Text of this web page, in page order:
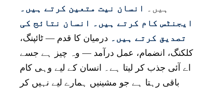
ہیں۔
انسان نیت متعین کرتے ہیں۔
ایجنٹس کام کرتے ہیں۔ انسان نتائج کی
تصدیق کرتے ہیں۔ درمیان کا قدم — ٹائپنگ،
کلکنگ، انضمام، عمل درآمد — وہ چیز ہے جسے
اے آئی جذب کر لیتا ہے۔ انسان کے لیے وہی کام
باقی رہتا ہے جو مشینیں ہمارے لیے نہیں کر